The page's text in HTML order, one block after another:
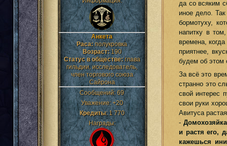
Анкета
Раса:полукровка
Возраст:190
Статус в обществе:глава
гильдии, исследователь,
член торгового союза
Сайрона
Сообщений:69
Уважение: +20
Кредиты:1 770
Награды:
да со всяким
иное дело.
бормотуху,
напитку в
времена,
приятнее,
будем об этом
За всё это
странно это
свой интерес
свои руки
Авитуса
-
и растя его,
кажешься